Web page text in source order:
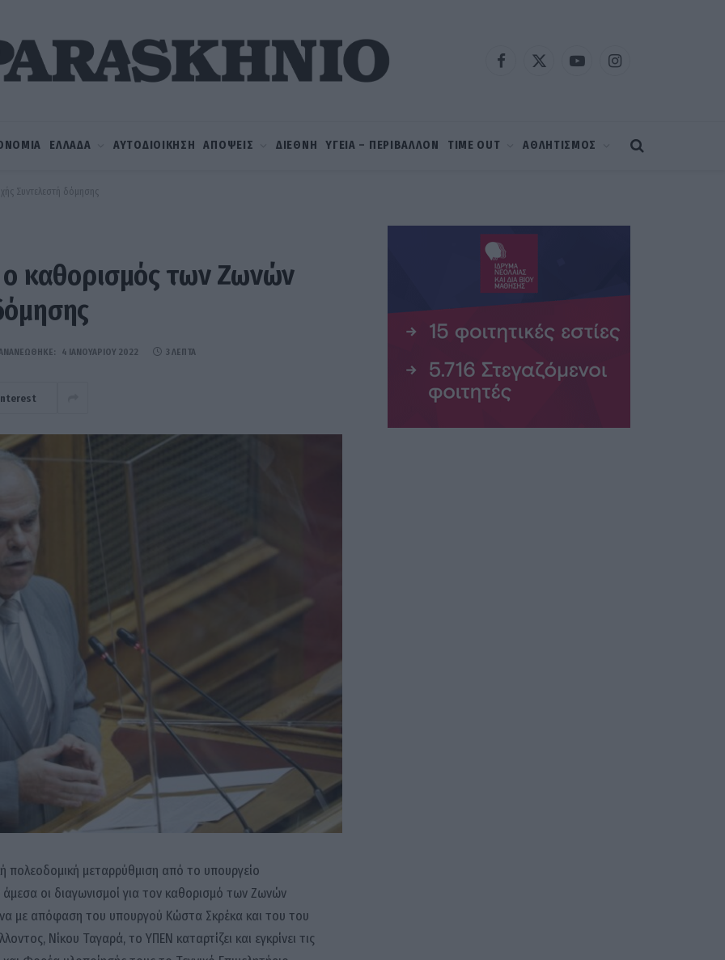
Facebook
X
YouTubeInstagram
ΕΛΛΑΔΑ ΑΥΤΟΔΙΟΙΚΗΣΗ ΑΠΟΨΕΙΣ ΔΙΕΘΝΗ ΥΓΕΙΑ – ΠΕΡΙΒΑΛΛΟΝ TIME OUT ΑΘΛΗΤΙΣΜΟΣ
Συντελεστή δόμησης
καθορισμός των Ζωνών
4 ΙΑΝΟΥΑΡΊΟΥ 2022 3 ΛΕΠΤΆ
πολεοδομική μεταρρύθμιση από το υπουργείο
άμεσα οι διαγωνισμοί για τον καθορισμό των Ζωνών
με απόφαση του υπουργού Κώστα Σκρέκα και του του
Νίκου Ταγαρά, το ΥΠΕΝ καταρτίζει και εγκρίνει τις